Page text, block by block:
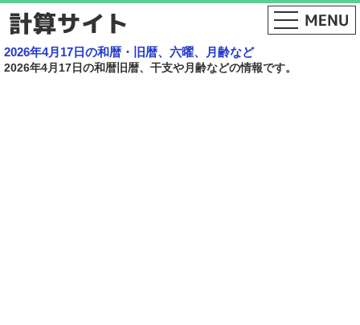
2026年4月17日の和暦・旧暦、六曜、月齢など
2026年4月17日の和暦旧暦、干支や月齢などの情報です。